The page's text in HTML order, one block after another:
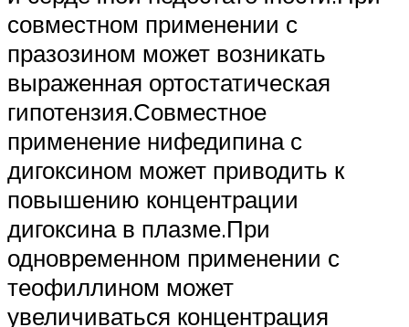
совместном применении с
празозином может возникать
выраженная ортостатическая
гипотензия.Совместное
применение нифедипина с
дигоксином может приводить к
повышению концентрации
дигоксина в плазме.При
одновременном применении с
теофиллином может
увеличиваться концентрация